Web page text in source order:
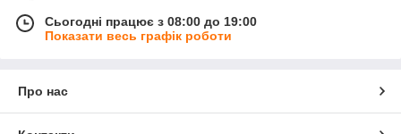
Сьогодні працює з 08:00 до 19:00
Показати весь графік роботи
Про нас